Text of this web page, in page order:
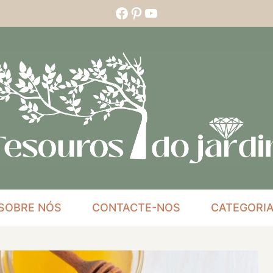
Facebook
Pinterest
YouTube
NÓS CONTACTE-NOS